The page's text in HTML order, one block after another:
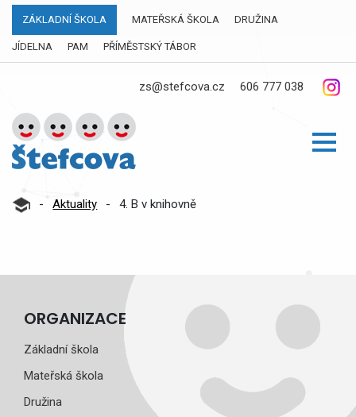
ZÁKLADNÍ ŠKOLA MATEŘSKÁ ŠKOLA DRUŽINA
JÍDELNA PAM PŘÍMĚSTSKÝ TÁBOR
zs@stefcova.cz 606 777 038
- Aktuality - 4. B v knihovně
ORGANIZACE
Základní škola
Mateřská škola
Družina